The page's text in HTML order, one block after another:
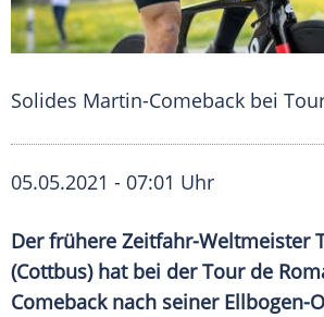
Solides Martin-Comeback bei
05.05.2021 - 07:01 Uhr
Der frühere Zeitfahr-Weltmeister
(Cottbus) hat bei derTour de
Comeback nach seiner Ellbogen-